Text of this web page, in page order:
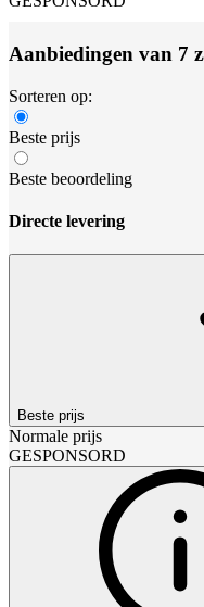
Aanbiedingen van 7
Sorteren op:
Beste prijs
Beste beoordeling
Directe levering
Beste prijs
Normale prijs
GESPONSORD